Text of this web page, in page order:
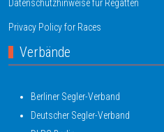
Datenschutzhinweise für Regatten
Privacy Policy for Races
Verbände
Berliner Segler-Verband
Deutscher Segler-Verband